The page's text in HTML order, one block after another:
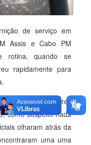
de serviço em
Assis e Cabo PM
rotina, quando se
rapidamente para
os Policiais Militares
como suspeito nada
olharam atrás da
uma uma